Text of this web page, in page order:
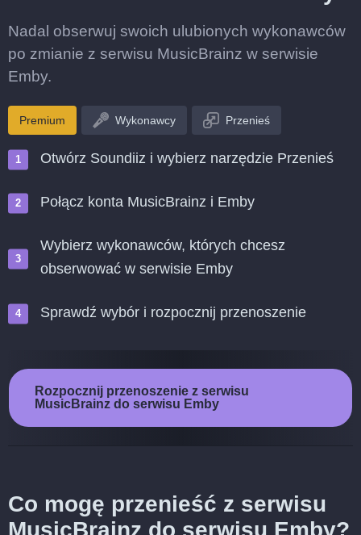
Nadal obserwuj swoich ulubionych wykonawców
po zmianie z serwisu MusicBrainz w serwisie
Emby.
Premium Wykonawcy Przenieś
Otwórz Soundiiz i wybierz narzędzie Przenieś
Połącz konta MusicBrainz i Emby
Wybierz wykonawców, których chcesz
obserwować w serwisie Emby
Sprawdź wybór i rozpocznij przenoszenie
Rozpocznij przenoszenie z serwisu
MusicBrainz do serwisu Emby
Co mogę przenieść z serwisu
MusicBrainz do serwisu Emby?